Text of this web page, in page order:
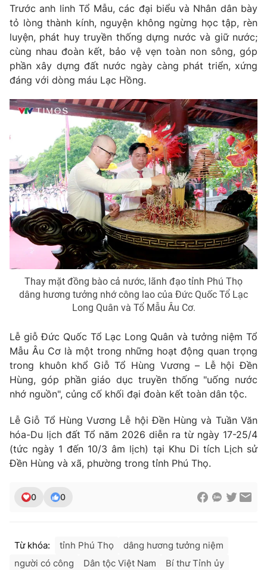
Ðiện thoại Thời báo VTV:024.66 897 897
Email:toasoan@vtv.vn
Liên hệ quảng cáo:024-7300.7108
® Cấm sao chép dưới mọi hình thức nếu không có sự chấp
thuận bằng văn bản. Ghi rõ nguồn VTV.vn khi phát hành lại
thông tin từ website này.
Trước anh linh Tổ Mẫu, các đại biểu và Nhân dân bày
tỏ lòng thành kính, nguyện không ngừng học tập, rèn
luyện, phát huy truyền thống dựng nước và giữ nước;
cùng nhau đoàn kết, bảo vệ vẹn toàn non sông, góp
phần xây dựng đất nước ngày càng phát triển, xứng
đáng với dòng máu Lạc Hồng.
Thay mặt đồng bào cả nước, lãnh đạo tỉnh Phú Thọ
dâng hương tưởng nhớ công lao của Đức Quốc Tổ Lạc
Long Quân và Tổ Mẫu Âu Cơ.
Lễ giỗ Đức Quốc Tổ Lạc Long Quân và tưởng niệm Tổ
Mẫu Âu Cơ là một trong những hoạt động quan trọng
trong khuôn khổ Giỗ Tổ Hùng Vương – Lễ hội Đền
Hùng, góp phần giáo dục truyền thống "uống nước
nhớ nguồn", củng cố khối đại đoàn kết toàn dân tộc.
Lễ Giỗ Tổ Hùng Vương Lễ hội Đền Hùng và Tuần Văn
hóa-Du lịch đất Tổ năm 2026 diễn ra từ ngày 17-25/4
(tức ngày 1 đến 10/3 âm lịch) tại Khu Di tích Lịch sử
Đền Hùng và xã, phường trong tỉnh Phú Thọ.
0 0
Từ khóa: tỉnh Phú Thọ
dâng hương tưởng niệm
người có công
Dân tộc Việt Nam Bí thư Tỉnh ủy